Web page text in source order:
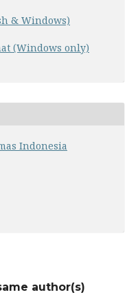
& Windows)
(Windows only)
Indonesia
author(s)